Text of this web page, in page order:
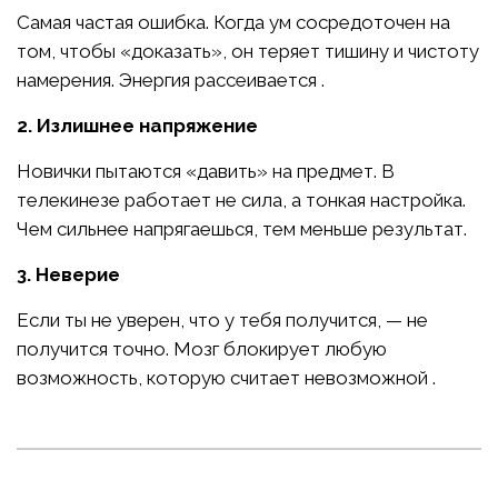
Самая частая ошибка. Когда ум сосредоточен на
том, чтобы «доказать», он теряет тишину и чистоту
намерения. Энергия рассеивается .
2. Излишнее напряжение
Новички пытаются «давить» на предмет. В
телекинезе работает не сила, а тонкая настройка.
Чем сильнее напрягаешься, тем меньше результат.
3. Неверие
Если ты не уверен, что у тебя получится, — не
получится точно. Мозг блокирует любую
возможность, которую считает невозможной .